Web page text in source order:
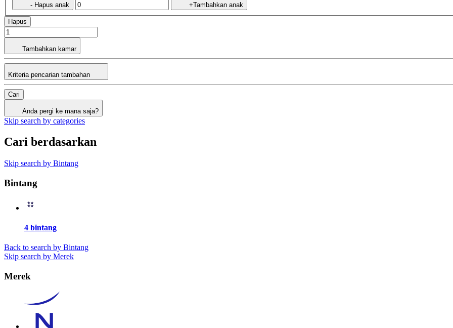
- Hapus anak +Tambahkan anak
Hapus
Tambahkan kamar
Kriteria pencarian tambahan
Cari
Anda pergi ke mana saja?
Skip search by categories
Cari berdasarkan
Skip search by Bintang
Bintang
4 bintang
Back to search by Bintang
Skip search by Merek
Merek